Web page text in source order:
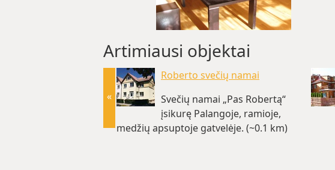
Artimiausi objektai
Roberto svečių namai
Svečių namai „Pas Robertą“
įsikurę Palangoje, ramioje,
medžių apsuptoje gatvelėje. (~0.1 km)
«